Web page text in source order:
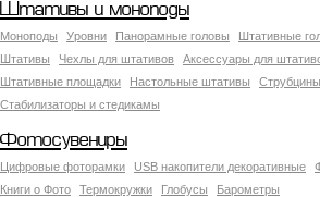
Штативы и моноподы
Моноподы Уровни Панорамные головы Штативные
Штативы
Чехлы для штативов
Аксессуары для
Штативные площадки
Настольные штативы
Стабилизаторы и стедикамы
Фотосувениры
Цифровые фоторамки USB накопители декоративные
Книги о Фото
Термокружки Глобусы Барометры